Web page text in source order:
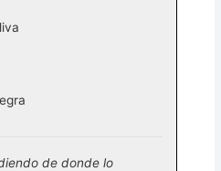
de donde lo